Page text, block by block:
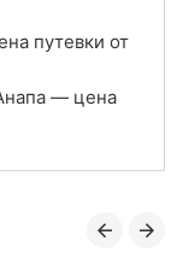
Анапа
путевки от
— цена